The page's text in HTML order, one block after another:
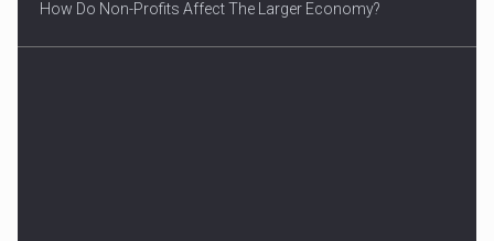
How Do Non-Profits Affect The Larger Economy?